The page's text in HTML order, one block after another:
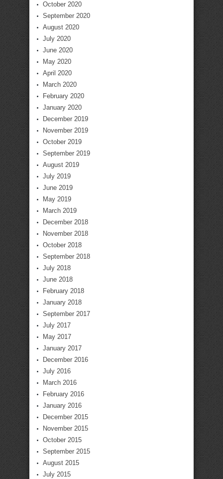
October 2020
September 2020
August 2020
July 2020
June 2020
May 2020
April 2020
March 2020
February 2020
January 2020
December 2019
November 2019
October 2019
September 2019
August 2019
July 2019
June 2019
May 2019
March 2019
December 2018
November 2018
October 2018
September 2018
July 2018
June 2018
February 2018
January 2018
September 2017
July 2017
May 2017
January 2017
December 2016
July 2016
March 2016
February 2016
January 2016
December 2015
November 2015
October 2015
September 2015
August 2015
July 2015